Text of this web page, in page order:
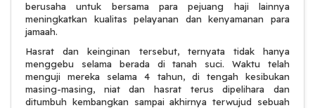
berusaha untuk bersama para pejuang haji lainnya
meningkatkan kualitas pelayanan dan kenyamanan para
jamaah.
Hasrat dan keinginan tersebut, ternyata tidak hanya
menggebu selama berada di tanah suci. Waktu telah
menguji mereka selama 4 tahun, di tengah kesibukan
masing-masing, niat dan hasrat terus dipelihara dan
ditumbuh kembangkan sampai akhirnya terwujud sebuah